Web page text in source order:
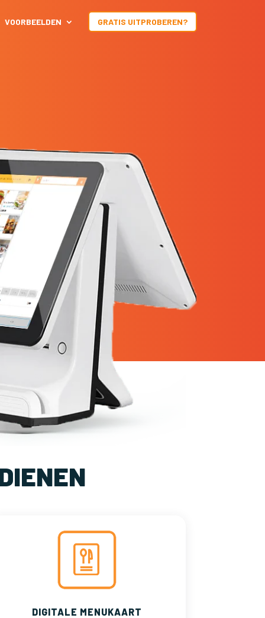
VOORBEELDEN GRATIS UITPROBEREN?
DIGITALE MENUKAART